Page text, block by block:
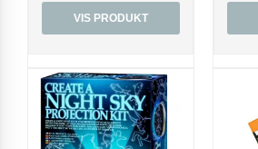
VIS PRODUKT